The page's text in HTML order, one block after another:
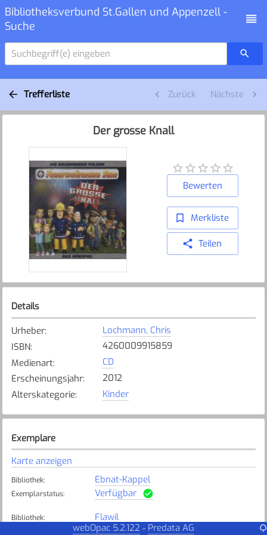
Bibliotheksverbund St.Gallen und Appenzell -
Suche
Suchbegriff(e) eingeben
Trefferliste Zurück Nächste
Der grosse Knall
Bewerten
Merkliste
Teilen
Details
Urheber:
Lochmann, Chris
ISBN:
4260009915859
Medienart:
CD
Erscheinungsjahr:
2012
Alterskategorie: Kinder
Exemplare
Karte anzeigen
Bibliothek: Ebnat-Kappel
Exemplarstatus: Verfügbar
Bibliothek: Flawil
Verfügbar
webOpac 5.2.122 - Predata AG